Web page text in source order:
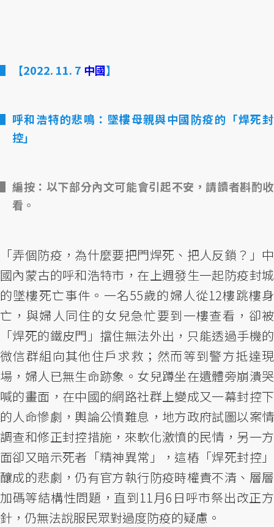
【2022. 11. 7 中國】
呼和浩特的悲鳴：墜樓母親與中國防疫的「焊死封
控」
編按：以下部分內文可能會引起不安，請讀者斟酌收
看。
「弄個防疫，為什麼要把門焊死、把人反鎖？」中
國內蒙古的呼和浩特市，在上週發生一起防疫封城
的墜樓死亡事件。一名55歲的婦人從12樓跳樓身
亡，與婦人同住的女兒急忙要到一樓查看，卻被
「焊死的鐵皮門」擋住無法外出，只能透過手機的
微信群組向其他住戶求救；然而等到警方抵達現
場，婦人已無生命跡象。女兒蹲坐在遺體旁崩潰哭
喊的畫面，在中國的網路社群上變成又一幕封控下
的人命慘劇，輿論公憤難息，地方政府試圖以案情
調查和修正封控措施，來軟化激憤的民情，另一方
面卻又暗示死者「精神異常」，這樁「焊死封控」
釀成的悲劇，仍有官方執行防疫時權責不清、層層
加碼等結構性問題，直到11月6日呼市祭出改正方
針，仍無法說服民眾對過度防疫的疑慮。